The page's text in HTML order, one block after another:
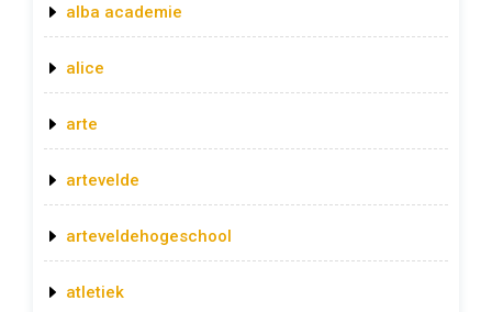
alba academie
alice
arte
artevelde
arteveldehogeschool
atletiek